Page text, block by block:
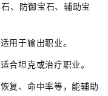
、防御宝石、辅助宝
用于输出职业。
合坦克或治疗职业。
复、命中率等，能辅助